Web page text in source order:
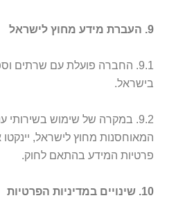
9. העברת מידע מחוץ לישראל
9.1. החברה פועלת עם שרתים
בישראל.
9.2. במקרה של שימוש בשירותי
המאוחסנות מחוץ לישראל,
פרטיות המידע בהתאם לחוק.
10. שינויים במדיניות הפרטיות